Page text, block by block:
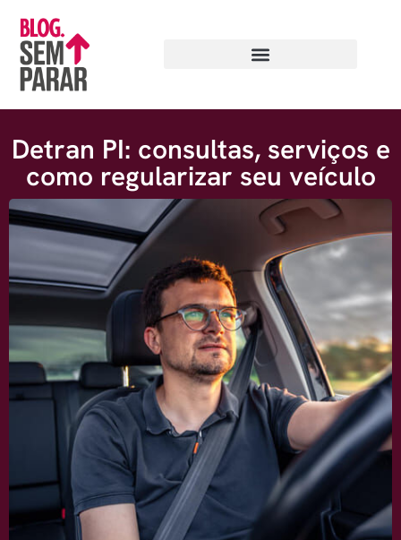
Detran PI: consultas, serviços e
como regularizar seu veículo